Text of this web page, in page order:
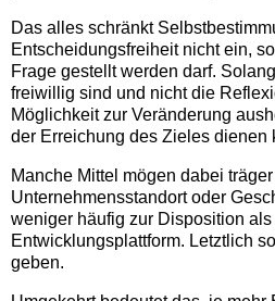
Das alles schränkt
Entscheidungsfreiheit nicht ein,
Frage gestellt werden darf.
freiwillig sind und nicht die
Möglichkeit zur Veränderung
der Erreichung des Zieles dienen
Manche Mittel mögen dabei
Unternehmensstandort oder
weniger häufig zur Disposition
Entwicklungsplattform. Letztlich
geben.